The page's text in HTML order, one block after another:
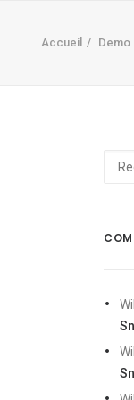
Accueil Demo